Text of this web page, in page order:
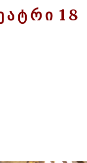
ᲐᲢᲠᲘ 1 8